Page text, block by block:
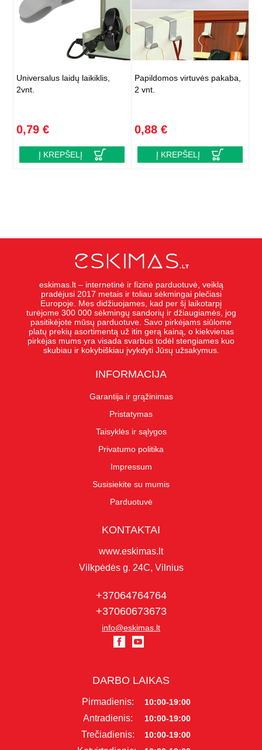
Universalus laidų laikiklis,
2vnt.
0,79 €
Į KREPŠELĮ
Papildomos virtuvės pakaba,
2 vnt.
0,88 €
Į KREPŠELĮ
eskimas.lt – internetinė ir fizinė parduotuvė, veiklą
pradėjusi 2017 metais ir toliau sėkmingai plečiasi
Europoje. Mes didžiuojames, kad per šį laikotarpį
turėjome 300 000 sėkmingų sandorių ir džiaugiamės, jog
pasitikėjote mūsų parduotuve. Savo pirkėjams siūlome
platų prekių asortimentą už itin gerą kainą, o kiekvienas
pirkėjas mums yra visada svarbus todėl stengiames kuo
skubiau ir kokybiškiau įvykdyti Jūsų užsakymus.
INFORMACIJA
Garantija ir grąžinimas
Pristatymas
Taisyklės ir sąlygos
Privatumo politika
Impressum
Susisiekite su mumis
Parduotuvė
KONTAKTAI
www.eskimas.lt
Vilkpėdės g. 24C, Vilnius
+37064764764
+37060673673
info@eskimas.lt
DARBO LAIKAS
Pirmadienis: 10:00-19:00
Antradienis: 10:00-19:00
Trečiadienis: 10:00-19:00